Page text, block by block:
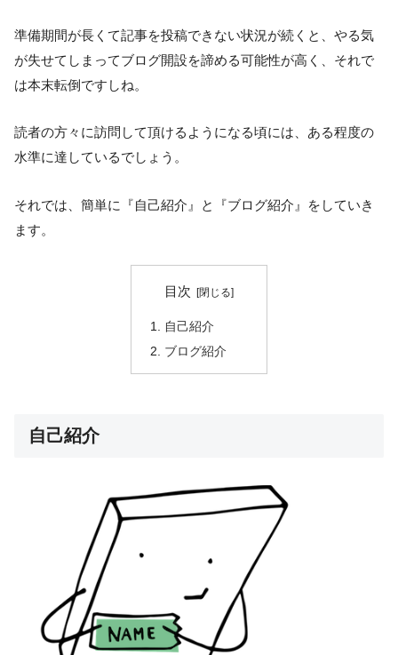
準備期間が長くて記事を投稿できない状況が続くと、やる気
が失せてしまってブログ開設を諦める可能性が高く、それで
は本末転倒ですしね。
読者の方々に訪問して頂けるようになる頃には、ある程度の
水準に達しているでしょう。
それでは、簡単に『自己紹介』と『ブログ紹介』をしていき
ます。
目次
自己紹介
ブログ紹介
自己紹介